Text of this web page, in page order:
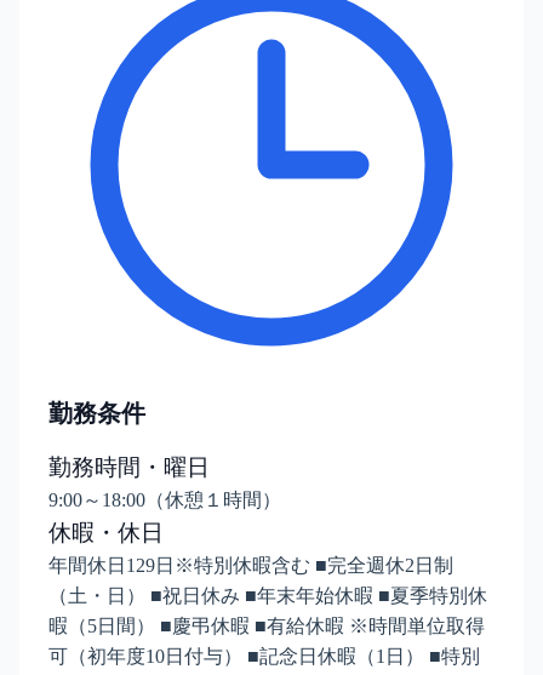
勤務条件
勤務時間・曜日
9:00～18:00（休憩１時間）
休暇・休日
年間休日129日※特別休暇含む ■完全週休2日制
（土・日） ■祝日休み ■年末年始休暇 ■夏季特別休
暇（5日間） ■慶弔休暇 ■有給休暇 ※時間単位取得
可（初年度10日付与） ■記念日休暇（1日） ■特別